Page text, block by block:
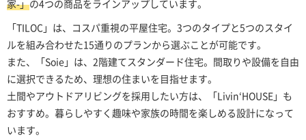
家-」の4つの商品をラインアップしています。
「TILOC」は、コスパ重視の平屋住宅。3つのタイプと5つのスタイ
ルを組み合わせた15通りのプランから選ぶことが可能です。
また、「Soie」は、2階建てスタンダード住宅。間取りや設備を自由
に選択できるため、理想の住まいを目指せます。
土間やアウトドアリビングを採用したい方は、「Livin‘HOUSE」も
おすすめ。暮らしやすく趣味や家族の時間を楽しめる設計になって
います。